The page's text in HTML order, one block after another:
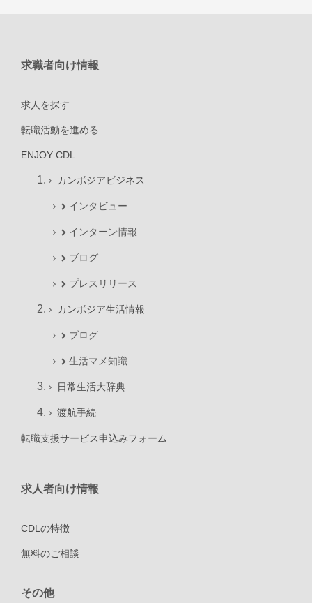
求職者向け情報
求人を探す
転職活動を進める
ENJOY CDL
カンボジアビジネス
インタビュー
インターン情報
ブログ
プレスリリース
カンボジア生活情報
ブログ
生活マメ知識
日常生活大辞典
渡航手続
転職支援サービス申込みフォーム
求人者向け情報
CDLの特徴
無料のご相談
その他